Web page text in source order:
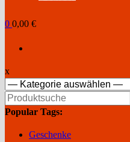
0 0,00 €
x
Popular Tags:
Geschenke